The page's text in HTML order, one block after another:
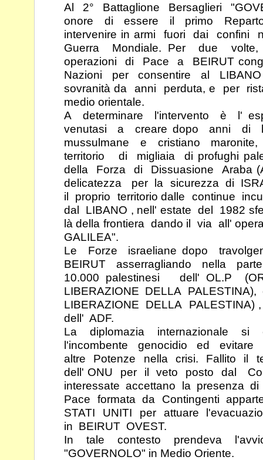
Al 2° Battaglione Bersaglieri
onore diessere il primo
intervenire in armi fuori daiconfini
Guerra Mondiale. Per due
operazioni di Pace a BEIRUT
Nazioni per consentire al
sovranitàda anni perduta, e per
medio orientale.
A determinare l'intervento è l'
venutasi a creare dopo anni di
mussulmane e cristiano
territorio di migliaia di profughi
della Forza di Dissuasione Araba
delicatezza per la sicurezza di
il proprio territorio dalle continue
dal LIBANO , nell' estate del 1982
là della frontiera dando il via all'
GALILEA".
Le Forze israeliane dopo
BEIRUT asserragliando nella
10.000 palestinesi dell' OL.P
LIBERAZIONE DELLA PALESTINA),
LIBERAZIONE DELLA
dell' ADF.
La diplomazia internazionale
l'incombente genocidio ed
altre Potenze nella crisi. Fallito il
dell' ONU per il veto posto dal
interessate accettano la presenza
Pace formata da Contingenti
STATI UNITI per attuare
in BEIRUT OVEST.
In tale contesto prendeva
"GOVERNOLO" in Medio Oriente.